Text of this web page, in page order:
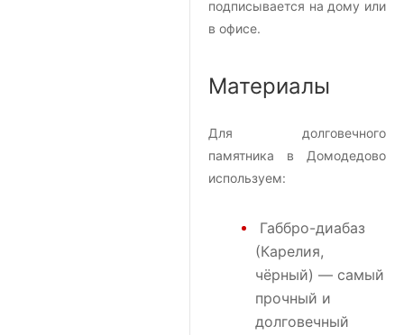
подписывается на дому или
в офисе.
Материалы
Для долговечного
памятника в Домодедово
используем:
Габбро-диабаз
(Карелия,
чёрный) — самый
прочный и
долговечный